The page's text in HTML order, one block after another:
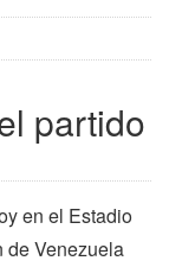
partido
en el Estadio
de Venezuela